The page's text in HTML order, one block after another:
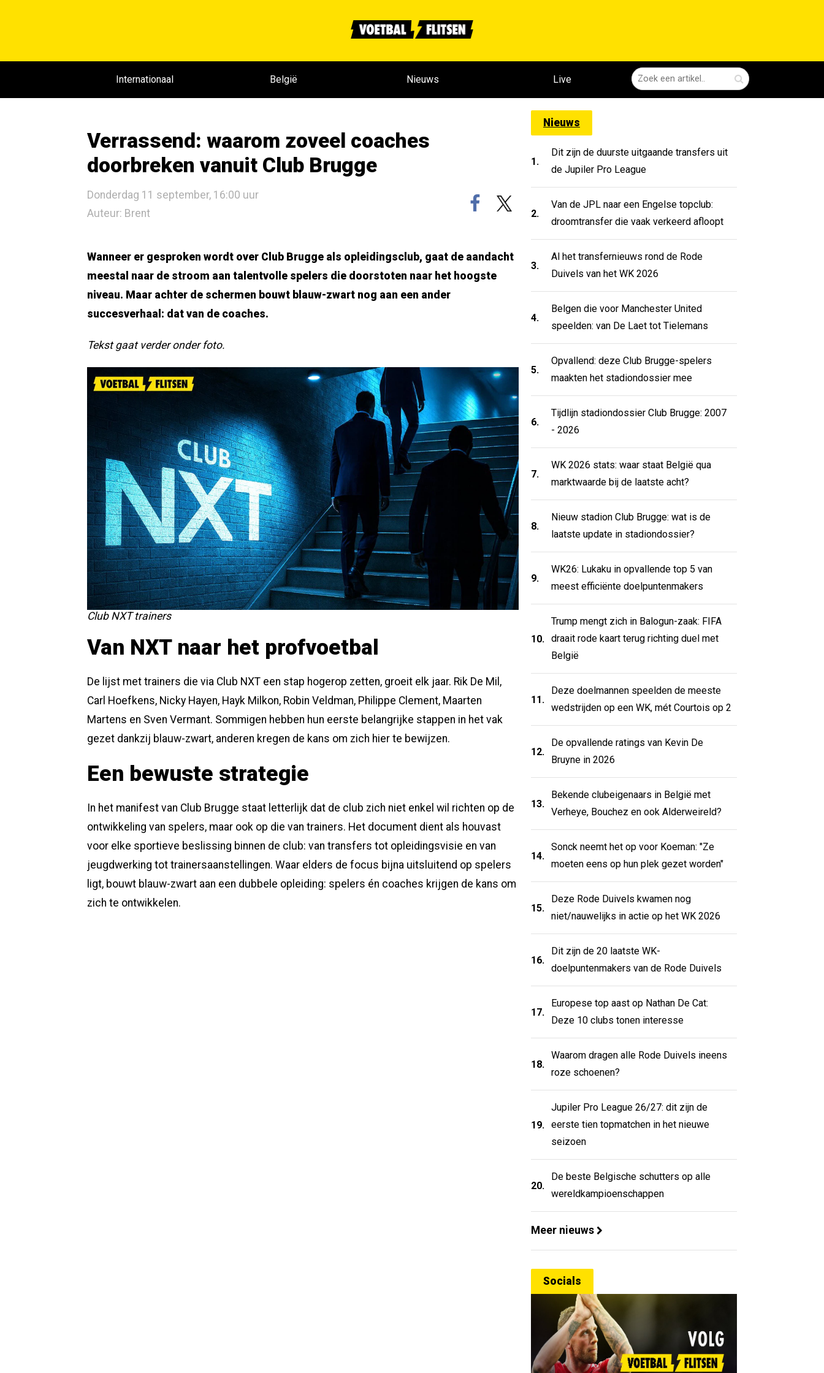
Internationaal België Nieuws Live
Verrassend: waarom zoveel coaches
doorbreken vanuit Club Brugge
Donderdag 11 september, 16:00 uur
Auteur: Brent
Wanneer er gesproken wordt over Club Brugge als opleidingsclub, gaat de aandacht
meestal naar de stroom aan talentvolle spelers die doorstoten naar het hoogste
niveau. Maar achter de schermen bouwt blauw-zwart nog aan een ander
succesverhaal: dat van de coaches.
Tekst gaat verder onder foto.
Club NXT trainers
Van NXT naar het profvoetbal
De lijst met trainers die via Club NXT een stap hogerop zetten, groeit elk jaar. Rik De Mil,
Carl Hoefkens, Nicky Hayen, Hayk Milkon, Robin Veldman, Philippe Clement, Maarten
Martens en Sven Vermant. Sommigen hebben hun eerste belangrijke stappen in het vak
gezet dankzij blauw-zwart, anderen kregen de kans om zich hier te bewijzen.
Een bewuste strategie
In het manifest van Club Brugge staat letterlijk dat de club zich niet enkel wil richten op de
ontwikkeling van spelers, maar ook op die van trainers. Het document dient als houvast
voor elke sportieve beslissing binnen de club: van transfers tot opleidingsvisie en van
jeugdwerking tot trainersaanstellingen. Waar elders de focus bijna uitsluitend op spelers
ligt, bouwt blauw-zwart aan een dubbele opleiding: spelers én coaches krijgen de kans om
zich te ontwikkelen.
Nieuws
1.
Dit zijn de duurste uitgaande transfers uit
de Jupiler Pro League
2.
Van de JPL naar een Engelse topclub:
droomtransfer die vaak verkeerd afloopt
3.
Al het transfernieuws rond de Rode
Duivels van het WK 2026
4.
Belgen die voor Manchester United
speelden: van De Laet tot Tielemans
5.
Opvallend: deze Club Brugge-spelers
maakten het stadiondossier mee
6.
Tijdlijn stadiondossier Club Brugge: 2007
- 2026
7.
WK 2026 stats: waar staat België qua
marktwaarde bij de laatste acht?
8.
Nieuw stadion Club Brugge: wat is de
laatste update in stadiondossier?
9.
WK26: Lukaku in opvallende top 5 van
meest efficiënte doelpuntenmakers
10.
Trump mengt zich in Balogun-zaak: FIFA
draait rode kaart terug richting duel met
België
11.
Deze doelmannen speelden de meeste
wedstrijden op een WK, mét Courtois op 2
12.
De opvallende ratings van Kevin De
Bruyne in 2026
13.
Bekende clubeigenaars in België met
Verheye, Bouchez en ook Alderweireld?
14.
Sonck neemt het op voor Koeman: "Ze
moeten eens op hun plek gezet worden"
15.
Deze Rode Duivels kwamen nog
niet/nauwelijks in actie op het WK 2026
16.
Dit zijn de 20 laatste WK-
doelpuntenmakers van de Rode Duivels
17.
Europese top aast op Nathan De Cat:
Deze 10 clubs tonen interesse
18.
Waarom dragen alle Rode Duivels ineens
roze schoenen?
19.
Jupiler Pro League 26/27: dit zijn de
eerste tien topmatchen in het nieuwe
seizoen
20.
De beste Belgische schutters op alle
wereldkampioenschappen
Meer nieuws
Socials